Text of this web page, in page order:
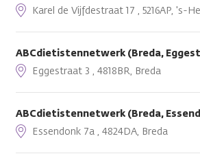
Karel de Vijfdestraat 17 , 5216AP, 's-
ABCdietistennetwerk (Breda,
Eggestraat 3 , 4818BR, Breda
ABCdietistennetwerk (Breda,
Essendonk 7a , 4824DA, Breda